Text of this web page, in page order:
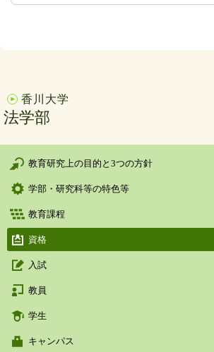
香川大学
法学部
教育研究上の目的と3つの方針
学部・研究科等の特色等
教育課程
資格
入試
教員
学生
キャンパス